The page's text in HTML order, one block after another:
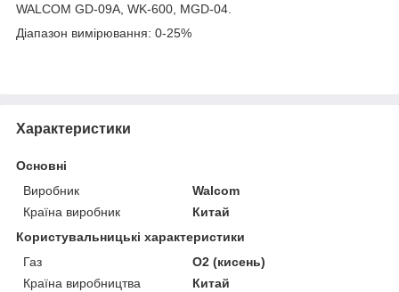
WALCOM GD-09A, WK-600, MGD-04.
Діапазон вимірювання: 0-25%
Характеристики
Основні
Виробник
Walcom
Країна виробник
Китай
Користувальницькі характеристики
Газ
O2 (кисень)
Країна виробництва
Китай